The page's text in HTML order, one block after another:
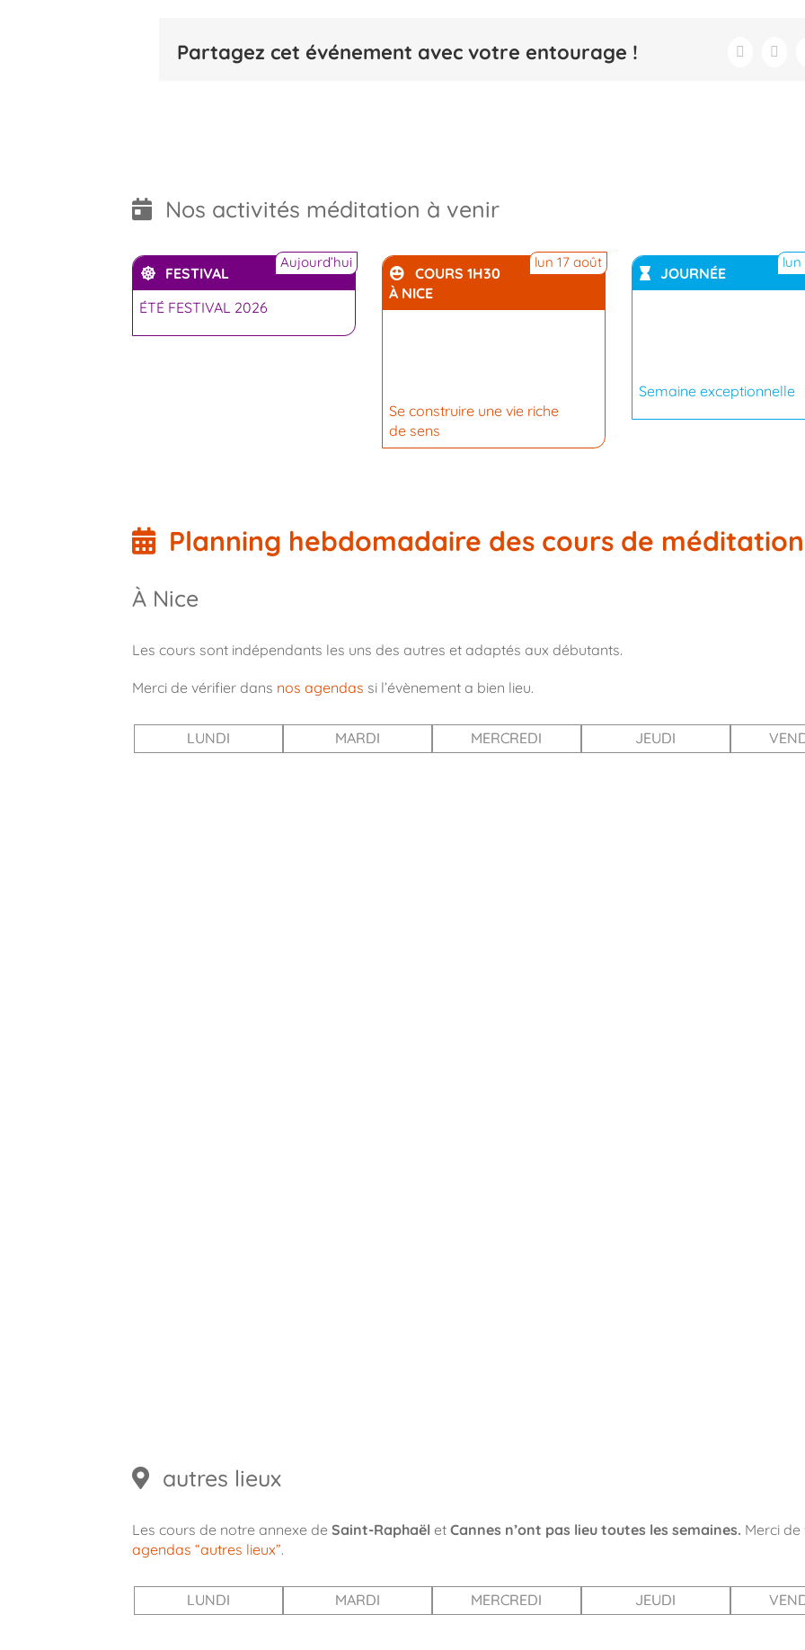
Partagez cet événement avec votre entourage !
Nos activités méditation à venir
FESTIVAL
Aujourd’hui
ÉTÉ FESTIVAL 2026
COURS 1H30
À NICE
lun 17 août
Se construire une vie riche
de sens
JOURNÉE
lun
Semaine exceptionnelle
Planning hebdomadaire des cours de méditation
À Nice
Les cours sont indépendants les uns des autres et adaptés aux débutants.
Merci de vérifier dans nos agendas si l’évènement a bien lieu.
LUNDI MARDI MERCREDI JEUDI
autres lieux
Les cours de notre annexe de Saint-Raphaël etCannes n’ont pas lieu toutes les semaines. Merci
agendas “autres lieux”.
LUNDI MARDI MERCREDI JEUDI